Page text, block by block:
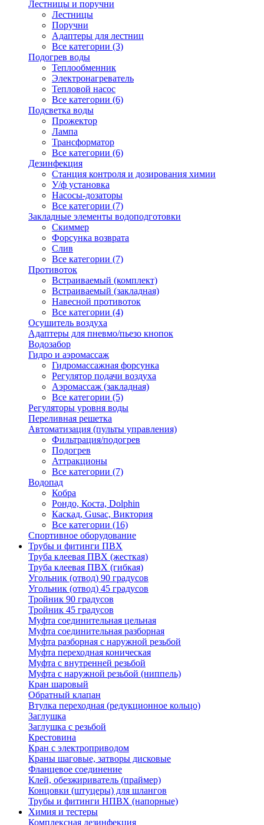
Лестницы и поручни
Лестницы
Поручни
Адаптеры для лестниц
Все категории (3)
Подогрев воды
Теплообменник
Электронагреватель
Тепловой насос
Все категории (6)
Подсветка воды
Прожектор
Лампа
Трансформатор
Все категории (6)
Дезинфекция
Станция контроля и дозирования химии
У/ф установка
Насосы-дозаторы
Все категории (7)
Закладные элементы водоподготовки
Скиммер
Форсунка возврата
Слив
Все категории (7)
Противоток
Встраиваемый (комплект)
Встраиваемый (закладная)
Навесной противоток
Все категории (4)
Осушитель воздуха
Адаптеры для пневмо/пьезо кнопок
Водозабор
Гидро и аэромассаж
Гидромассажная форсунка
Регулятор подачи воздуха
Аэромассаж (закладная)
Все категории (5)
Регуляторы уровня воды
Переливная решетка
Автоматизация (пульты управления)
Фильтрация/подогрев
Подогрев
Аттракционы
Все категории (7)
Водопад
Кобра
Рондо, Коста, Dolphin
Каскад, Gusac, Виктория
Все категории (16)
Спортивное оборудование
Трубы и фитинги ПВХ
Труба клеевая ПВХ (жесткая)
Труба клеевая ПВХ (гибкая)
Угольник (отвод) 90 градусов
Угольник (отвод) 45 градусов
Тройник 90 градусов
Тройник 45 градусов
Муфта соединительная цельная
Муфта соединительная разборная
Муфта разборная с наружной резьбой
Муфта переходная коническая
Муфта с внутренней резьбой
Муфта с наружной резьбой (ниппель)
Кран шаровый
Обратный клапан
Втулка переходная (редукционное кольцо)
Заглушка
Заглушка с резьбой
Крестовина
Кран с электроприводом
Краны шаговые, затворы дисковые
Фланцевое соединение
Клей, обезжириватель (праймер)
Концовки (штуцеры) для шлангов
Трубы и фитинги НПВХ (напорные)
Химия и тестеры
Комплексная дезинфекция